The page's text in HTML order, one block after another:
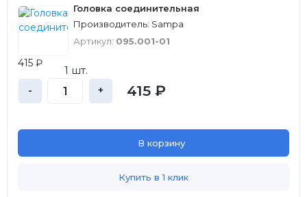
Головка соединительная
Производитель: Sampa
Артикул: 095.001-01
415 ₽
1 шт.
- + 415 ₽
В корзину
Купить в 1 клик